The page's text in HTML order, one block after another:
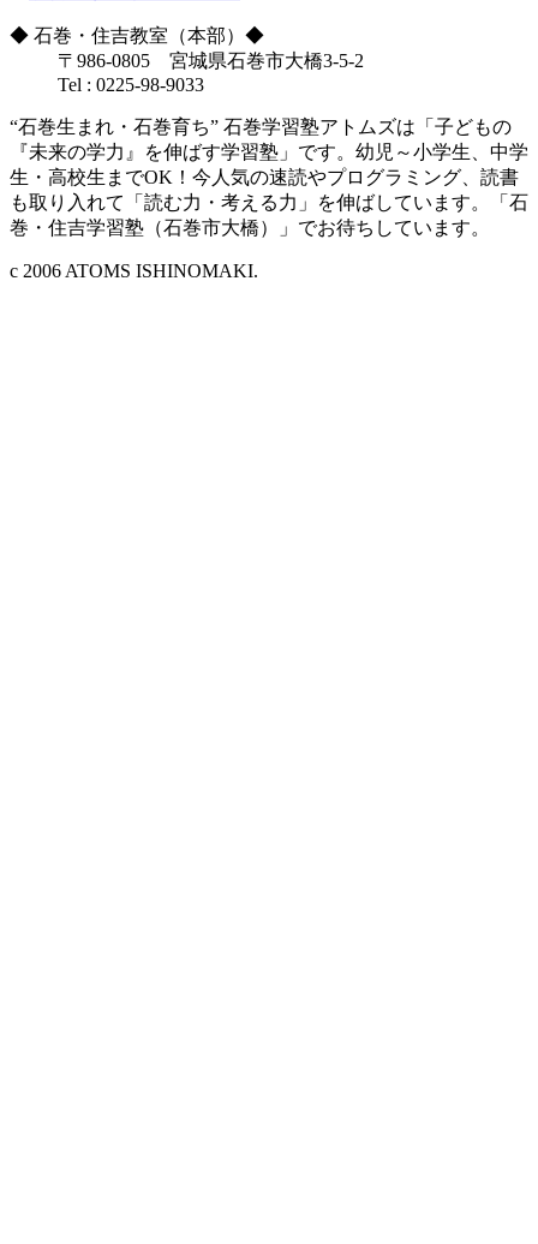
◆ 石巻・住吉教室（本部） ◆
〒986-0805 宮城県石巻市大橋3-5-2
Tel : 0225-98-9033
“石巻生まれ・石巻育ち” 石巻学習塾アトムズは「子どもの
『未来の学力』を伸ばす学習塾」です。幼児～小学生、中学
生・高校生までOK！今人気の速読やプログラミング、読書
も取り入れて「読む力・考える力」を伸ばしています。「石
巻・住吉学習塾（石巻市大橋）」でお待ちしています。
c 2006 ATOMS ISHINOMAKI.